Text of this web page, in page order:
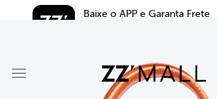
Baixe o APP e Garanta Frete